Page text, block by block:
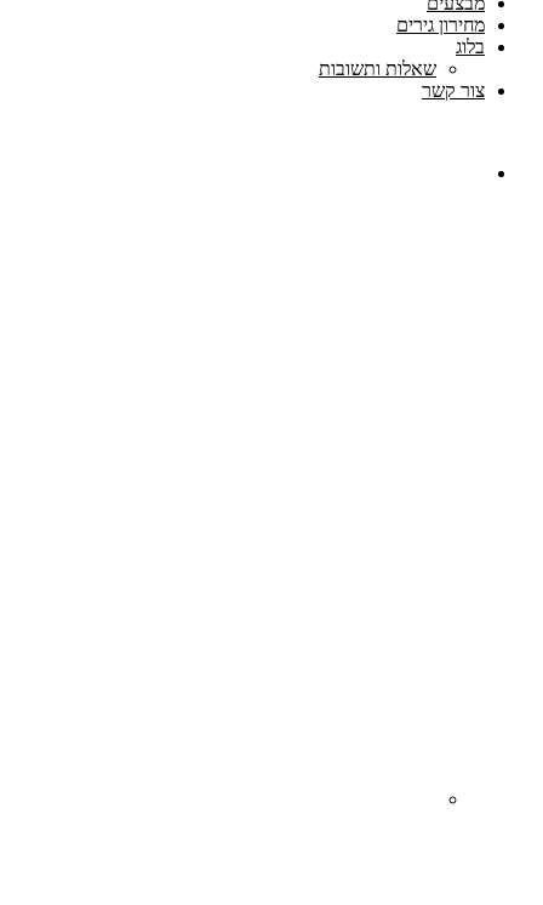
מחירון גירים
בלוג
שאלות ותשובות
צור קשר